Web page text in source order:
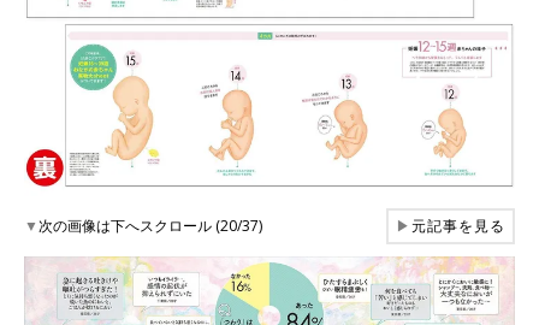
▼次の画像は下へスクロール (20/37) ▶元記事を見る